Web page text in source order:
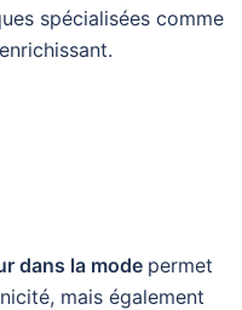
spécialisées comme
dans la mode permet
mais également